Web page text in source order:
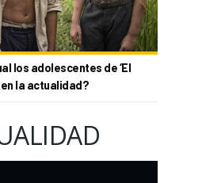
los adolescentes de ‘El
en la actualidad?